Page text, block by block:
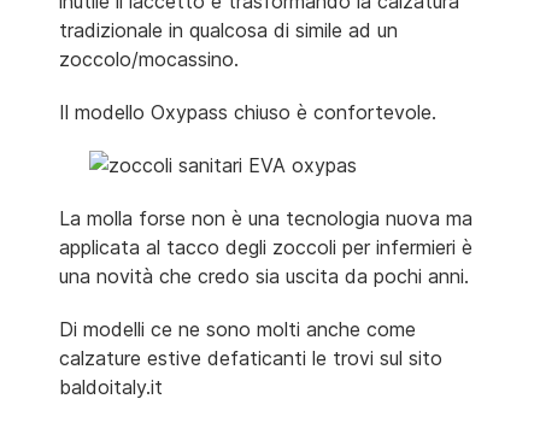
tradizionale in qualcosa di simile ad un
zoccolo/mocassino.
Il modello Oxypass chiuso è confortevole.
La molla forse non è una tecnologia nuova ma
applicata al tacco degli zoccoli per infermieri è
una novità che credo sia uscita da pochi anni.
Di modelli ce ne sono molti anche come
calzature estive defaticanti le trovi sul sito
baldoitaly.it